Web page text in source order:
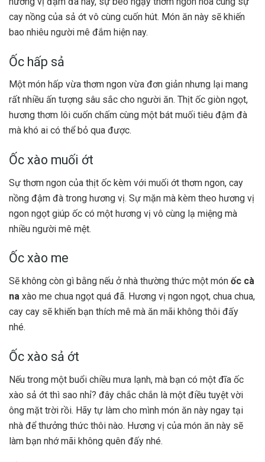
cay nồng của sả ớt vô cùng cuốn hút. Món ăn này sẽ khiến
bao nhiêu người mê đắm hiện nay.
Ốc hấp sả
Một món hấp vừa thơm ngon vừa đơn giản nhưng lại mang
rất nhiều ấn tượng sâu sắc cho người ăn. Thịt ốc giòn ngọt,
hương thơm lôi cuốn chấm cùng một bát muối tiêu đậm đà
mà khó ai có thể bỏ qua được.
Ốc xào muối ớt
Sự thơm ngon của thịt ốc kèm với muối ớt thơm ngon, cay
nồng đậm đà trong hương vị. Sự mặn mà kèm theo hương vị
ngon ngọt giúp ốc có một hương vị vô cùng lạ miệng mà
nhiều người mê mệt.
Ốc xào me
Sẽ không còn gì bằng nếu ở nhà thường thức một món ốc cà
na xào me chua ngọt quá đã. Hương vị ngon ngọt, chua chua,
cay cay sẽ khiến bạn thích mê mà ăn mãi không thôi đấy
nhé.
Ốc xào sả ớt
Nếu trong một buổi chiều mưa lạnh, mà bạn có một đĩa ốc
xào sả ớt thì sao nhỉ? đây chắc chắn là một điều tuyệt vời
ông mặt trời rồi. Hãy tự làm cho mình món ăn này ngay tại
nhà để thưởng thức thôi nào. Hương vị của món ăn này sẽ
làm bạn nhớ mãi không quên đấy nhé.